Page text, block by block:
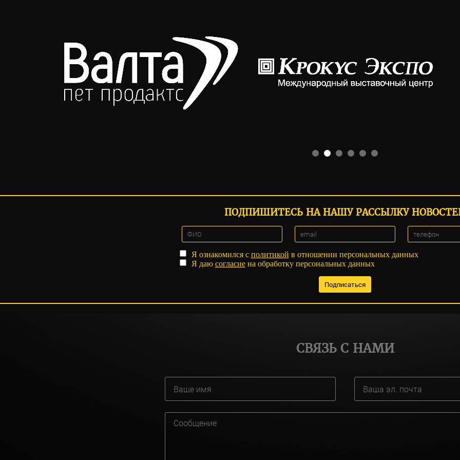
ПОДПИШИТЕСЬ НА НАШУ РАССЫЛКУ
Я ознакомился с политикой в отношении персональных данных
Я даю согласиена обработку персональных данных
СВЯЗЬ С НАМИ